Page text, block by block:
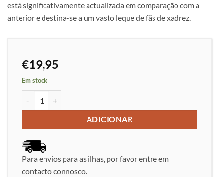
está significativamente actualizada em comparação com a
anterior e destina-se a um vasto leque de fãs de xadrez.
€19,95
Em stock
ADICIONAR
Para envios para as ilhas, por favor entre em
contacto connosco.